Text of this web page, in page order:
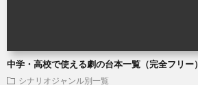
中学・高校で使える劇の台本一覧（完全フリー）
シナリオジャンル別一覧